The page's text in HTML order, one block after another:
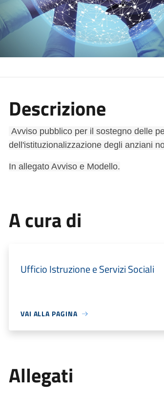
Descrizione
Avviso pubblico per il sostegno delle
dell'istituzionalizzazione degli anziani
In allegato Avviso e Modello.
A cura di
Ufficio Istruzione e Servizi Sociali
VAI ALLA PAGINA
Allegati